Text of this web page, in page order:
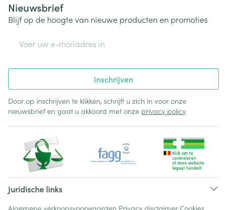
Nieuwsbrief
Blijf op de hoogte van nieuwe producten en promoties
Inschrijven
Door op inschrijven te klikken, schrijft u zich in voor onze
nieuwsbrief en gaat u akkoord met onze privacy policy.
Juridische links
Algemene verkoopsvoorwaarden Privacy disclaimer Cookies